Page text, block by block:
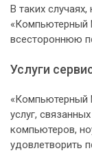
В таких
«Компьютерный
всестороннюю
Услуги
«Компьютерный
услуг,
компьютеров,
удовлетворить